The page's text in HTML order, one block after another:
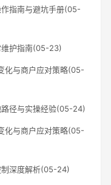
指南与避坑手册(05-
维护指南(05-23)
化与商户应对策略(05-
路径与实操经验(05-24)
化与商户应对策略(05-
制深度解析(05-24)